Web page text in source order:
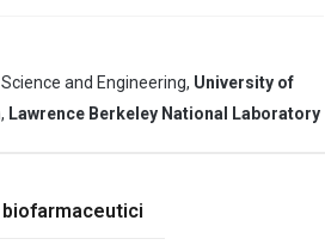
and Engineering, University of
Lawrence Berkeley National Laboratory